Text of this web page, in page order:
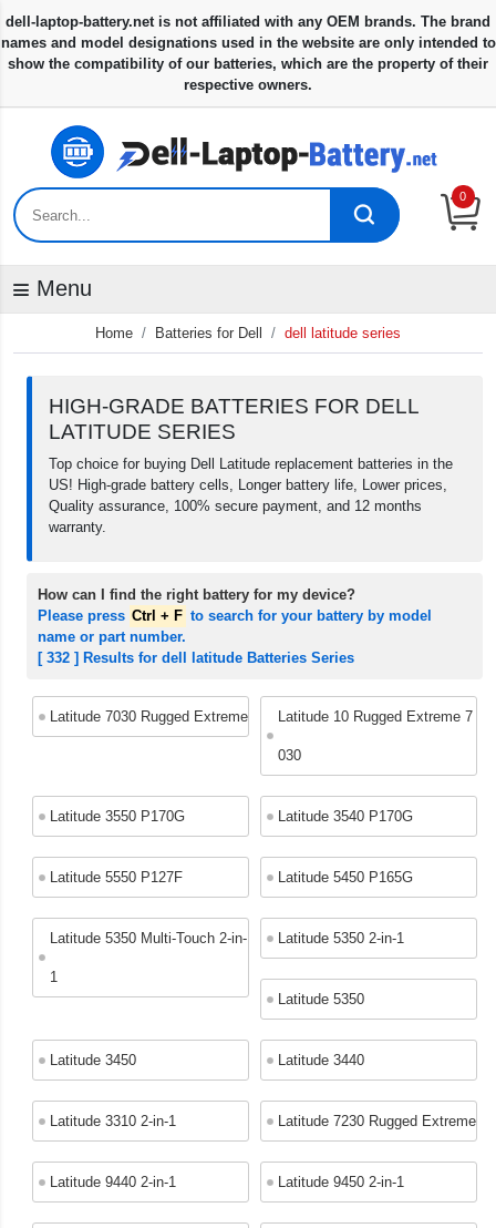
0
Menu
Home Batteries for Dell dell latitude series
HIGH-GRADE BATTERIES FOR DELL
LATITUDE SERIES
Top choice for buying Dell Latitude replacement batteries in the
US! High-grade battery cells, Longer battery life, Lower prices,
Quality assurance, 100% secure payment, and 12 months
warranty.
How can I find the right battery for my device?
Please press Ctrl + F to search for your battery by model
name or part number.
[ 332 ] Results for dell latitude Batteries Series
Latitude 7030 Rugged Extreme Latitude 10 Rugged Extreme 7
030
Latitude 3550 P170G Latitude 3540 P170G
Latitude 5550 P127F Latitude 5450 P165G
Latitude 5350 Multi-Touch 2-in-
1
Latitude 5350 2-in-1
Latitude 5350
Latitude 3450 Latitude 3440
Latitude 3310 2-in-1 Latitude 7230 Rugged Extreme
Latitude 9440 2-in-1 Latitude 9450 2-in-1